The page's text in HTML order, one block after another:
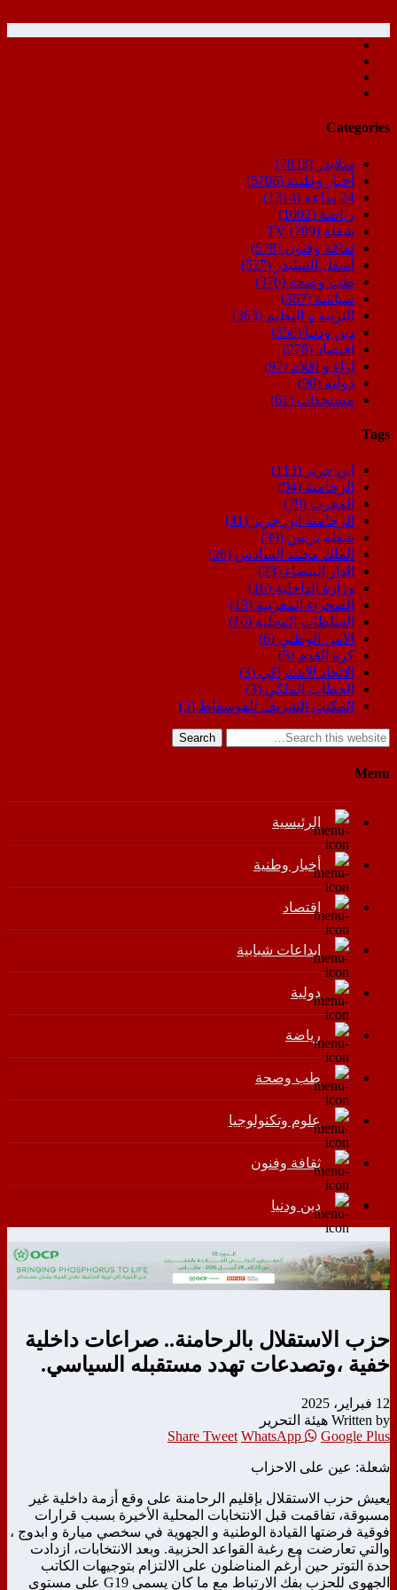
Categories
سلايدر (7833)
أخبار وطنية (5706)
24 ساعة
(1314)
رياضة (1002)
شعلة TV (709)
ثقافة وفنون (578)
أسفل السليدر (527)
طب وصحة (376)
سياسة (367)
التربية و التعليم (363)
دين ودنيا (356)
اقتصاد (278)
اراء و اقلام (97)
دولية (90)
مستجدات (61)
Tags
ابن جرير (113)
الرحامنة (94)
المغرب (79)
الرحامنة ابن جرير (41)
شعلة بريس (39)
الملك محمد السادس (26)
الدار البيضاء (23)
وزارة الداخلية (16)
الصحراء المغربية (13)
السلطات المحلية (10)
الامن الوطني (6)
كرة القدم (5)
الاتحاد الاشتراكي (3)
الخطاب الملكي (3)
المكتب الشريف للفوسفاط (3)
Search
Menu
الرئيسية
أخبار وطنية
اقتصاد
إبداعات شبابية
دولية
رياضة
طب وصحة
علوم وتكنولوجيا
ثقافة وفنون
دين ودنيا
حزب الاستقلال بالرحامنة.. صراعات داخلية
خفية ،وتصدعات تهدد مستقبله السياسي.
12 فبراير، 2025
Written by هيئة التحرير
Share Tweet WhatsApp Google Plus
شعلة: عين على الاحزاب
يعيش حزب الاستقلال بإقليم الرحامنة على وقع أزمة داخلية غير
مسبوقة، تفاقمت قبل الانتخابات المحلية الأخيرة بسبب قرارات
فوقية فرضتها القيادة الوطنية و الجهوية في سخصي ميارة و ابدوج ،
والتي تعارضت مع رغبة القواعد الحزبية. وبعد الانتخابات، ازدادت
حدة التوتر حين أُرغم المناضلون على الالتزام بتوجيهات الكاتب
الجهوي للحزب بفك الارتباط مع ما كان يسمى G19 على مستوى